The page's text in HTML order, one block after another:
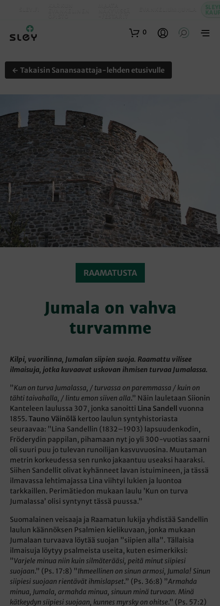
0
← Takaisin Sanansaattaja-lehden etusivulle
RAAMATUSTA
Jumala on vahva
turvamme
Kilpi, vuorilinna, Jumalan siipien suoja. Raamattu vilisee
ilmaisuja, jotka kuvaavat uskovan ihmisen turvaa Jumalassa.
”Kun on turva Jumalassa, / turvassa on paremmassa / kuin on
tähti taivahalla, / lintu emon siiven alla.” Näin lauletaan Siionin
Kanteleen laulussa 307, jonka sanoitti Lina Sandell
vuonna
1855. Tauno Väinölä kertoo laulun syntyhistoriasta
seuraavaa: ”Lina Sandellin (1832–1903) lapsuudenkodin,
Fröderydin pappilan, pihamaan nyt jo yli 300-vuotias saarni
oli suuri puu jo tulevan runoilijan kasvuvuosina. Muutaman
metrin korkeudessa sen runko jakaantuu useaksi haaraksi.
Siihen Sandellit olivat kyhänneet lavan istuimineen, ja tässä
ilmavassa lehtimajassa Lina viihtyi lukien ja luontoa
tarkkaillen. Perimätiedon mukaan laulu ’Kun on turva
Jumalassa’ olisi syntynyt tässä puussa.”
Suomalainen veisaaja ja Raamatun lukija yhdistää Sandellin
laulun käännöksen Psalmien kielikuvaan, jonka mukaan
Jumalaan turvaava löytää suojan ”siipien alla”. Tällaisia
ilmaisuja löytyy psalmeista useita, kuten esimerkiksi:
”Varjele minua niin kuin silmäterääsi, peitä minut siipiesi
suojaan.” (Ps. 17:8) ”Ihmeellinen on sinun armosi, Jumala! Sinun
siipiesi suojaan rientävät ihmislapset.” (Ps. 36:8) ”Armahda
minua, Jumala, armahda minua, sinuun minä turvaan. Minä
kätkeydyn siipiesi suojaan, kunnes myrsky on ohitse.” (Ps. 57:2)